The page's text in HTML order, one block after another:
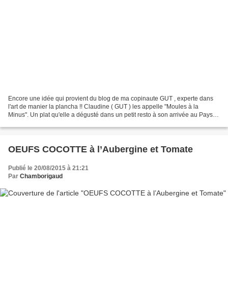
Encore une idée qui provient du blog de ma copinaute GUT , experte dans
l'art de manier la plancha !! Claudine ( GUT ) les appelle "Moules à la
Minus". Un plat qu'elle a dégusté dans un petit resto à son arrivée au Pays
OEUFS COCOTTE à l’Aubergine et Tomate
Publié le 20/08/2015 à 21:21
Par Chamborigaud